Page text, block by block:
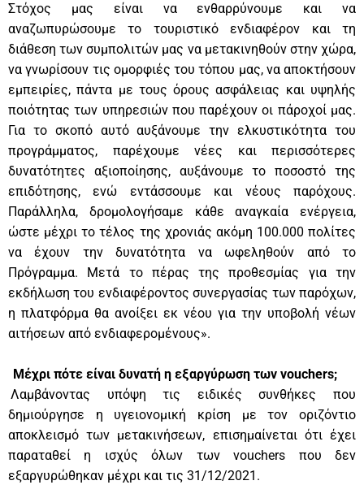
Στόχος μας είναι να ενθαρρύνουμε και να
αναζωπυρώσουμε το τουριστικό ενδιαφέρον και τη
διάθεση των συμπολιτών μας να μετακινηθούν στην χώρα,
να γνωρίσουν τις ομορφιές του τόπου μας, να αποκτήσουν
εμπειρίες, πάντα με τους όρους ασφάλειας και υψηλής
ποιότητας των υπηρεσιών που παρέχουν οι πάροχοί μας.
Για το σκοπό αυτό αυξάνουμε την ελκυστικότητα του
προγράμματος, παρέχουμε νέες και περισσότερες
δυνατότητες αξιοποίησης, αυξάνουμε το ποσοστό της
επιδότησης, ενώ εντάσσουμε και νέους παρόχους.
Παράλληλα, δρομολογήσαμε κάθε αναγκαία ενέργεια,
ώστε μέχρι το τέλος της χρονιάς ακόμη 100.000 πολίτες
να έχουν την δυνατότητα να ωφεληθούν από το
Πρόγραμμα. Μετά το πέρας της προθεσμίας για την
εκδήλωση του ενδιαφέροντος συνεργασίας των παρόχων,
η πλατφόρμα θα ανοίξει εκ νέου για την υποβολή νέων
αιτήσεων από ενδιαφερομένους».
Μέχρι πότε είναι δυνατή η εξαργύρωση των vouchers;
Λαμβάνοντας υπόψη τις ειδικές συνθήκες που
δημιούργησε η υγειονομική κρίση με τον οριζόντιο
αποκλεισμό των μετακινήσεων, επισημαίνεται ότι έχει
παραταθεί η ισχύς όλων των vouchers που δεν
εξαργυρώθηκαν μέχρι και τις 31/12/2021.